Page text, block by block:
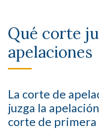
Qué corte
apelaciones
La corte de
juzga la
corte de primera